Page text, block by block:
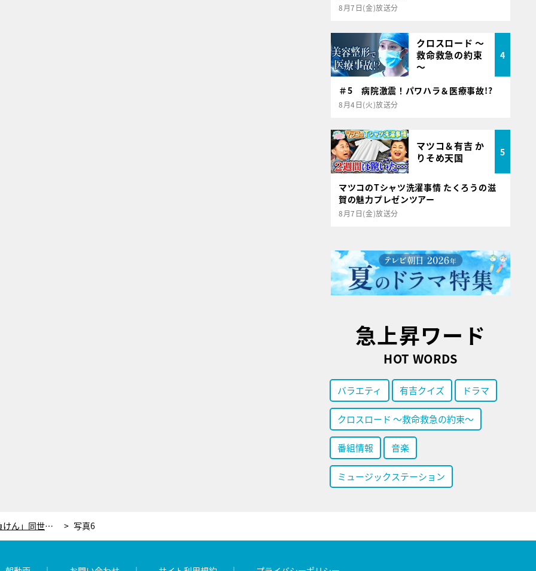
8月7日(金)放送分
クロスロード ～
救命救急の約束
～
4
＃5 病院激震！パワハラ＆医療事故!?
8月4日(火)放送分
マツコ＆有吉 か
りそめ天国
5
マツコのTシャツ洗濯事情 たくろうの滋
賀の魅力プレゼンツアー
8月7日(金)放送分
急上昇ワード
HOT WORDS
バラエティ 有吉クイズ ドラマ
クロスロード ～救命救急の約束～
番組情報 音楽
ミュージックステーション
新井恵理那「若い世代にはまだ負けん」同世代スターの活躍に刺激をもらう！ 写真6